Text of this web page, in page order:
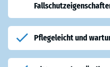
Pflegeleicht und